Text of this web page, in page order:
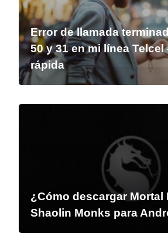
Error de llamada
50 y 31 en mi línea
rápida
¿Cómo descargar Mortal
Shaolin Monks para